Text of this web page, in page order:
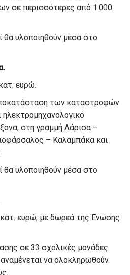
σε περισσότερες από 1.000
θα υλοποιηθούν μέσα στο
ευρώ.
των καταστροφών
ηλεκτρομηχανολογικό
στη γραμμή Λάρισα –
– Καλαμπάκα και
θα υλοποιηθούν μέσα στο
ευρώ, με δωρεά της Ένωσης
σε 33 σχολικές μονάδες
αναμένεται να ολοκληρωθούν